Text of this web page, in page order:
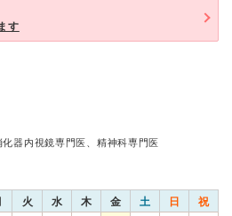
す
器内視鏡専門医、精神科専門医
火 水 木 金 土 日 祝